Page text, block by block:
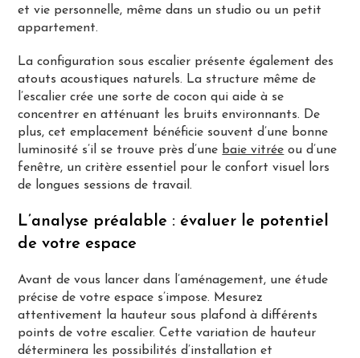
et vie personnelle, même dans un studio ou un petit
appartement.
La configuration sous escalier présente également des
atouts acoustiques naturels. La structure même de
l’escalier crée une sorte de cocon qui aide à se
concentrer en atténuant les bruits environnants. De
plus, cet emplacement bénéficie souvent d’une bonne
luminosité s’il se trouve près d’une baie vitrée ou d’une
fenêtre, un critère essentiel pour le confort visuel lors
de longues sessions de travail.
L’analyse préalable : évaluer le potentiel
de votre espace
Avant de vous lancer dans l’aménagement, une étude
précise de votre espace s’impose. Mesurez
attentivement la hauteur sous plafond à différents
points de votre escalier. Cette variation de hauteur
déterminera les possibilités d’installation et